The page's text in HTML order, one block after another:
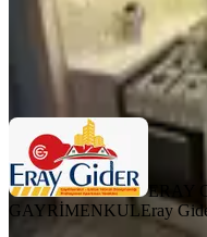
ERAY GİDER
ERAY
GAYRİMENKULEray